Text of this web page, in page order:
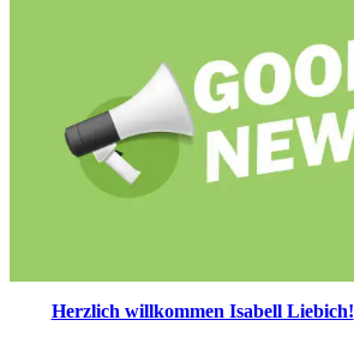
Herzlich willkommen Isabell Liebich!